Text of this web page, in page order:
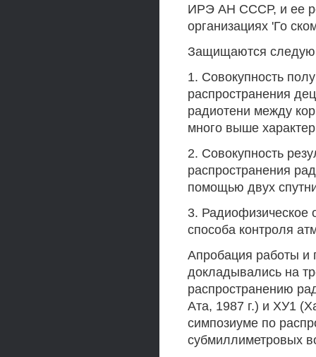
ИРЭ АН СССР, и ее
организациях 'Го
Защищаются
1. Совокупность
распространения
радиотени между
много выше
2. Совокупность
распространения
помощью двух
3. Радиофизическое
способа контроля
Апробация работы и
докладывались на
распространению
Ата, 1987 г.) и ХУ1
симпозиуме по
субмиллиметровых